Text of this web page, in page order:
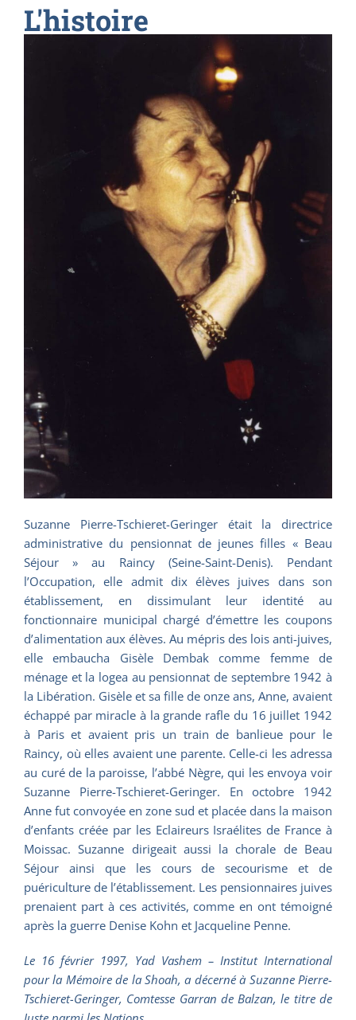
L'histoire
Suzanne Pierre-Tschieret-Geringer était la directrice
administrative du pensionnat de jeunes filles « Beau
Séjour » au Raincy (Seine-Saint-Denis). Pendant
l’Occupation, elle admit dix élèves juives dans son
établissement, en dissimulant leur identité au
fonctionnaire municipal chargé d’émettre les coupons
d’alimentation aux élèves. Au mépris des lois anti-juives,
elle embaucha Gisèle Dembak comme femme de
ménage et la logea au pensionnat de septembre 1942 à
la Libération. Gisèle et sa fille de onze ans, Anne, avaient
échappé par miracle à la grande rafle du 16 juillet 1942
à Paris et avaient pris un train de banlieue pour le
Raincy, où elles avaient une parente. Celle-ci les adressa
au curé de la paroisse, l’abbé Nègre, qui les envoya voir
Suzanne Pierre-Tschieret-Geringer. En octobre 1942
Anne fut convoyée en zone sud et placée dans la maison
d’enfants créée par les Eclaireurs Israélites de France à
Moissac. Suzanne dirigeait aussi la chorale de Beau
Séjour ainsi que les cours de secourisme et de
puériculture de l’établissement. Les pensionnaires juives
prenaient part à ces activités, comme en ont témoigné
après la guerre Denise Kohn et Jacqueline Penne.
Le 16 février 1997, Yad Vashem – Institut International
pour la Mémoire de la Shoah, a décerné à Suzanne Pierre-
Tschieret-Geringer, Comtesse Garran de Balzan, le titre de